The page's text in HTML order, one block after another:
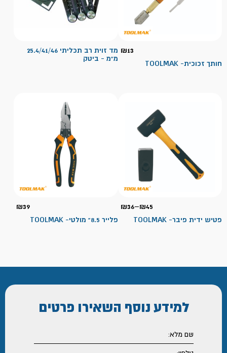
₪13
חותך זכוכית- TOOLMAK
מד זוית רב תכליתי 25.4/41/46
מ"מ - ביטק
₪36–₪45
⁦₪36⁩
פטיש ידית פיבר- TOOLMAK
₪39
פלייר 8.5" מולטי- TOOLMAK
למידע נוסף השאירו פרטים